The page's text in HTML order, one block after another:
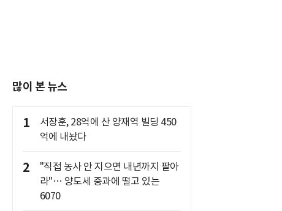
많이 본 뉴스
1
서장훈, 28억에 산 양재역 빌딩 450
억에 내놨다
2
"직접 농사 안 지으면 내년까지 팔아
라"… 양도세 중과에 떨고 있는
6070